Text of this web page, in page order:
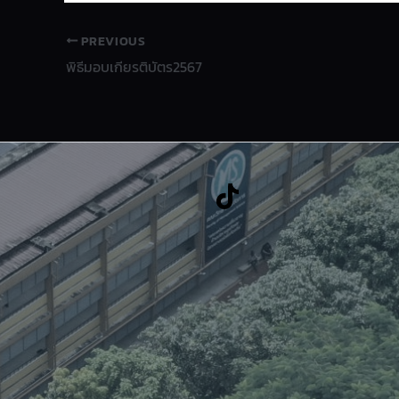
PREVIOUS
พิธีมอบเกียรติบัตร2567